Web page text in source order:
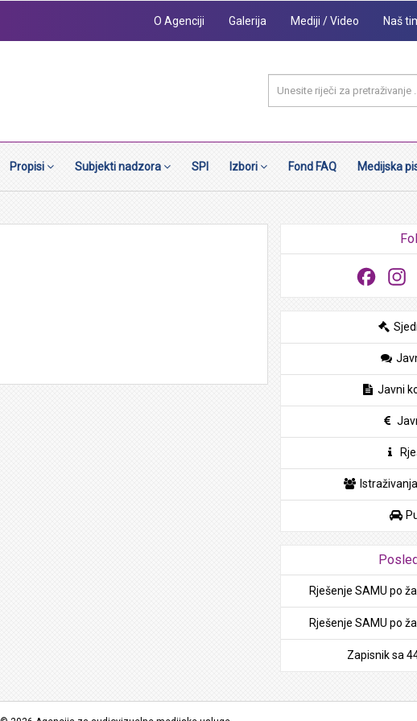
O Agenciji Galerija Mediji / Video Naš
Propisi Subjekti nadzora SPI Izbori Fond FAQ Medijska
Javni
Rješenje SAMU po
Rješenje SAMU po
Zapisnik sa